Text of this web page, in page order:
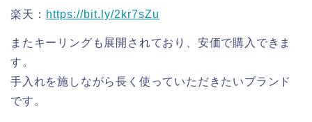
楽天： https://bit.ly/2kr7sZu
またキーリングも展開されており、安価で購入できま
す。
手入れを施しながら長く使っていただきたいブランド
です。